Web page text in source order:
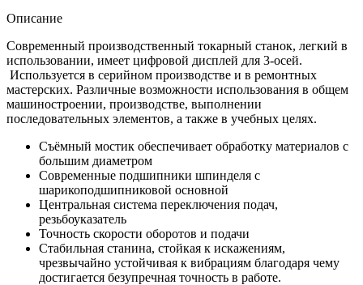
Описание
Современный производственный токарный станок, легкий в
использовании, имеет цифровой дисплей для 3-осей.
Используется в серийном производстве и в ремонтных
мастерских. Различные возможности использования в общем
машиностроении, производстве, выполнении
последовательных элементов, а также в учебных целях.
Съёмный мостик обеспечивает обработку материалов с
большим диаметром
Современные подшипники шпинделя с
шарикоподшипниковой основной
Центральная система переключения подач,
резьбоуказатель
Точность скорости оборотов и подачи
Стабильная станина, стойкая к искажениям,
чрезвычайно устойчивая к вибрациям благодаря чему
достигается безупречная точность в работе.